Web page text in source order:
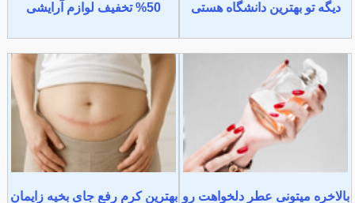
دیگه تو بهترین دانشگاه هستی
50% تخفیف لوازم آرایشی
بالاخره میتونی عطر دلخواهت رو بهترین کرم رفع جای بخیه زایمان